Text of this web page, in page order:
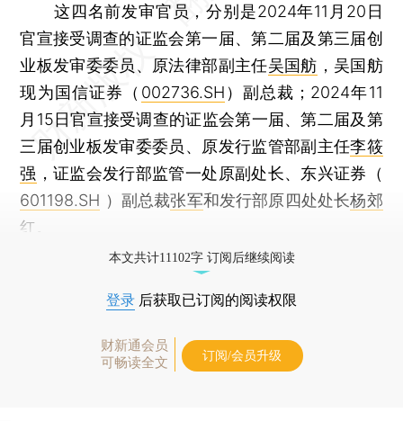
这四名前发审官员，分别是2024年11月20日
官宣接受调查的证监会第一届、第二届及第三届创
业板发审委委员、原法律部副主任吴国舫 ，吴国舫
现为国信证券（ 002736.SH ）副总裁；2024年11
月15日官宣接受调查的证监会第一届、第二届及第
三届创业板发审委委员、原发行监管部副主任李筱
强 ，证监会发行部监管一处原副处长、东兴证券（
601198.SH ）副总裁张军和发行部原四处处长杨郊
红
本文共计11102字 订阅后继续阅读
登录 后获取已订阅的阅读权限
财新通会员
可畅读全文
订阅/会员升级